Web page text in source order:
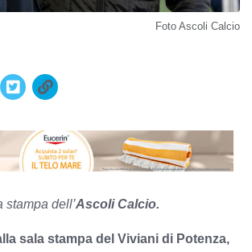
Foto Ascoli Calcio
stampa dell’Ascoli Calcio.
sala stampa del Viviani di Potenza,